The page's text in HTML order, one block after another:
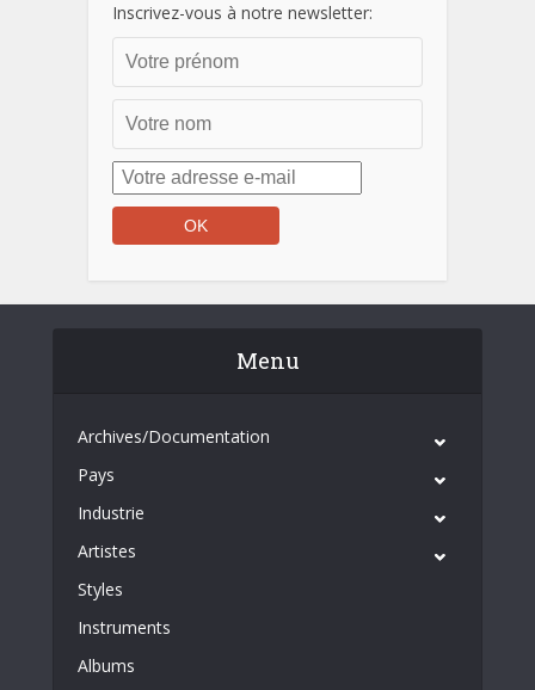
Inscrivez-vous à notre newsletter:
Menu
Archives/Documentation
Pays
Industrie
Artistes
Styles
Instruments
Albums